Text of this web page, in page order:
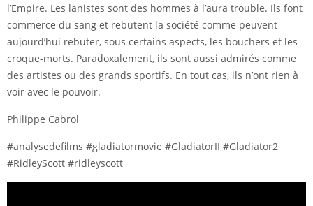
l’Empire. Les lanistes sont des hommes à l’aura trouble. Ils font
commerce du sang et rebutent la société comme peuvent
aujourd’hui rebuter, sous certains aspects, les bouchers et les
croque-morts. Paradoxalement, ils sont aussi admirés comme
des artistes ou des grands sportifs. En tout cas, ils n’ont rien à
voir avec le pouvoir.
Philippe Cabrol
#analysedefilms #gladiatormovie #GladiatorII #Gladiator2
#RidleyScott #ridleyscott